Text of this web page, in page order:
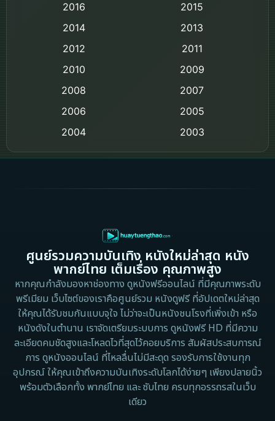
Detective สืบสวน
Disaster
Disney+
Documentary สารคดี
Documentary สารคดี
Drama ดราม่า
2016
2015
2014
2013
2012
2011
2010
2009
2008
2007
2006
2005
2004
2003
2002
2000
1983
1982
1971
1962
ศูนย์รวมความบันเทิง หนังใหม่ล่าสุด หนัง
พากย์ไทย เต็มเรื่อง คุณภาพสูง
หากคุณกำลังมองหาช่องทาง ดูหนังฟรีออนไลน์ ที่มีคุณภาพระดับ
พรีเมียม เว็บไซต์ของเราคือศูนย์รวม หนังดูฟรี ที่อัปเดตใหม่ล่าสุด
ให้คุณได้รับชมกันแบบจุใจ ไม่ว่าจะเป็นหนังชนโรงที่เพิ่งเข้า หรือ
หนังดังในตำนาน เราจัดเตรียมระบบการ ดูหนังฟรี HD ที่มีความ
ละเอียดคมชัดสูงและโหลดไวที่สุดไว้คอยบริการ สัมผัสประสบการณ์
การ ดูหนังออนไลน์ ที่ไหลลื่นไม่มีสะดุด รองรับการใช้งานทุก
อุปกรณ์ ให้คุณเข้าถึงความบันเทิงระดับโลกได้ง่ายๆ เพียงปลายนิ้ว
พร้อมตัวเลือกทั้ง พากย์ไทย และ ซับไทย ครบทุกอรรถรสในเว็บ
เดียว